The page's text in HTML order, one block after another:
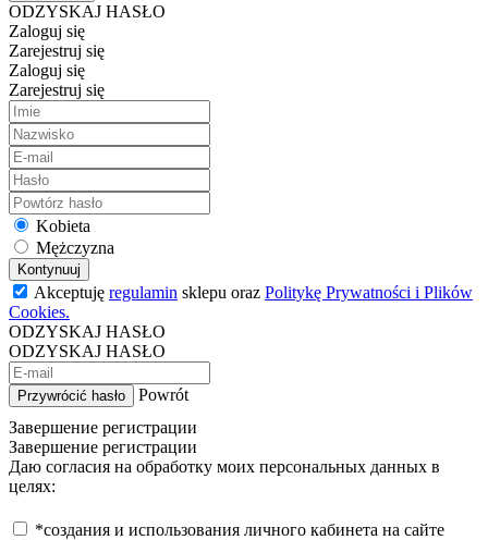
ODZYSKAJ HASŁO
Zaloguj się
Zarejestruj się
Zaloguj się
Zarejestruj się
Kobieta
Mężczyzna
Kontynuuj
Akceptuję regulamin sklepu oraz Politykę Prywatności i Plików
Cookies.
ODZYSKAJ HASŁO
ODZYSKAJ HASŁO
Przywrócić hasło
Powrót
Завершение регистрации
Завершение регистрации
Даю согласия на обработку моих персональных данных в
целях:
*создания и использования личного кабинета на сайте